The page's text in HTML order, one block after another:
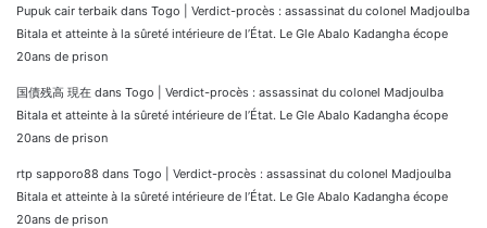
Pupuk cair terbaik dans Togo | Verdict-procès : assassinat du colonel Madjoulba
Bitala et atteinte à la sûreté intérieure de l’État. Le Gle Abalo Kadangha écope
20ans de prison
国債残高 現在 dans Togo | Verdict-procès : assassinat du colonel Madjoulba
Bitala et atteinte à la sûreté intérieure de l’État. Le Gle Abalo Kadangha écope
20ans de prison
rtp sapporo88 dans Togo | Verdict-procès : assassinat du colonel Madjoulba
Bitala et atteinte à la sûreté intérieure de l’État. Le Gle Abalo Kadangha écope
20ans de prison